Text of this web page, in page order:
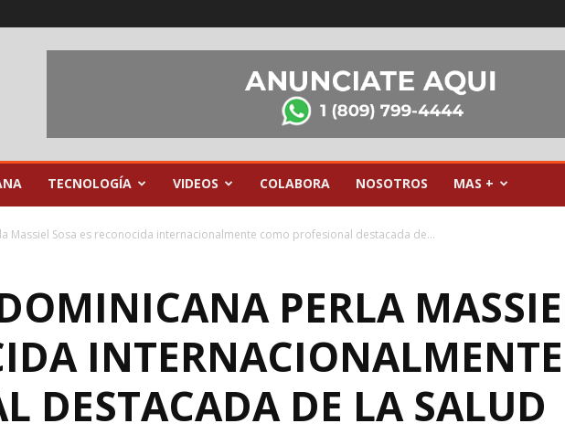
TECNOLOGÍA VIDEOS COLABORA NOSOTROS MAS +
Massiel Sosa es reconocida internacionalmente como profesional destacada de...
PERLA
DESTACADA DE LA SALUD